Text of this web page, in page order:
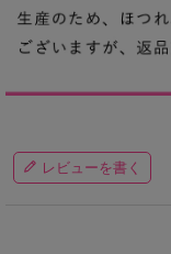
レビューを書く